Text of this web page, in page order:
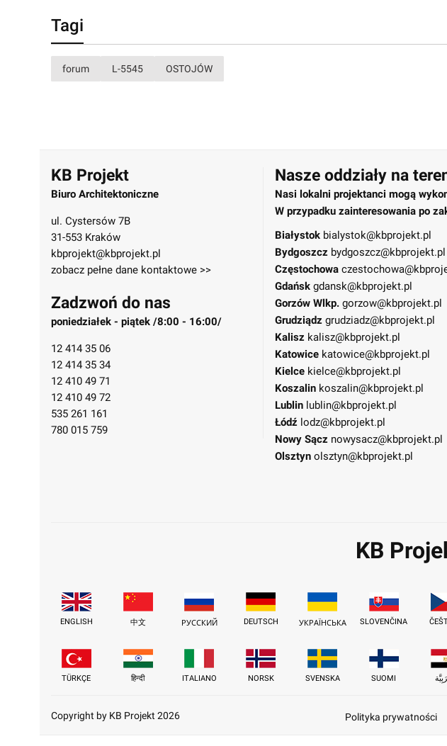
Tagi
forum L-5545 OSTOJÓW
KB Projekt
Biuro Architektoniczne
ul. Cystersów 7B
31-553 Kraków
kbprojekt@kbprojekt.pl
zobacz pełne dane kontaktowe >>
Zadzwoń do nas
poniedziałek - piątek /8:00 - 16:00/
12 414 35 06
12 414 35 34
12 410 49 71
12 410 49 72
535 261 161
780 015 759
Nasze oddziały na
Nasi lokalni projektanci mogą
W przypadku zainteresowania po
Białystok bialystok@kbprojekt.pl
Bydgoszcz bydgoszcz@kbprojekt.pl
Częstochowa
Gdańsk gdansk@kbprojekt.pl
Gorzów Wlkp. gorzow@kbprojekt.pl
Grudziądz grudziadz@kbprojekt.pl
Kalisz kalisz@kbprojekt.pl
Katowice katowice@kbprojekt.pl
Kielce kielce@kbprojekt.pl
Koszalin koszalin@kbprojekt.pl
Lublin lublin@kbprojekt.pl
Łódź lodz@kbprojekt.pl
Nowy Sącz nowysacz@kbprojekt.pl
Olsztyn olsztyn@kbprojekt.pl
KB
ENGLISH 中文 РУССКИЙ DEUTSCH УКРАЇНСЬКА SLOVENČINA
TÜRKÇE हिन्दी ITALIANO NORSK SVENSKA SUOMI
Copyright by KB Projekt 2026 Polityka prywatności